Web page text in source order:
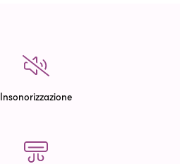
Insonorizzazione